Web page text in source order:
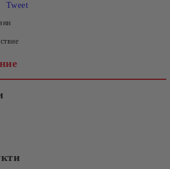
в рамките на работния ден.
Tweet